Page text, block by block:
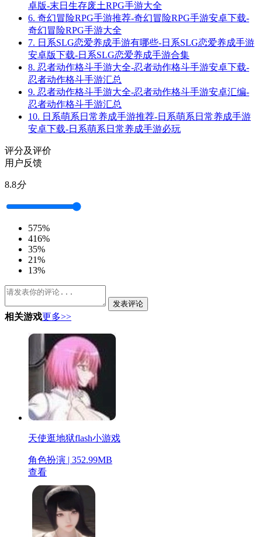
卓版-末日生存废土RPG手游大全
6. 奇幻冒险RPG手游推荐-奇幻冒险RPG手游安卓下载-
奇幻冒险RPG手游大全
7. 日系SLG恋爱养成手游有哪些-日系SLG恋爱养成手游
安卓版下载-日系SLG恋爱养成手游合集
8. 忍者动作格斗手游大全-忍者动作格斗手游安卓下载-
忍者动作格斗手游汇总
9. 忍者动作格斗手游大全-忍者动作格斗手游安卓汇编-
忍者动作格斗手游汇总
10. 日系萌系日常养成手游推荐-日系萌系日常养成手游
安卓下载-日系萌系日常养成手游必玩
评分及评价
用户反馈
8.8分
575%
416%
35%
21%
13%
发表评论
相关游戏更多>>
天使逛地狱flash小游戏
角色扮演 | 352.99MB
查看